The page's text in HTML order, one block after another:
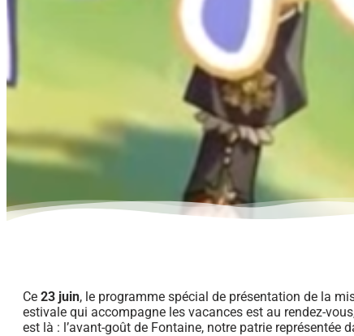
Ce 23 juin, le programme spécial de présentation de la
estivale qui accompagne les vacances est au rendez-
est là : l’avant-goût de Fontaine, notre patrie représentée